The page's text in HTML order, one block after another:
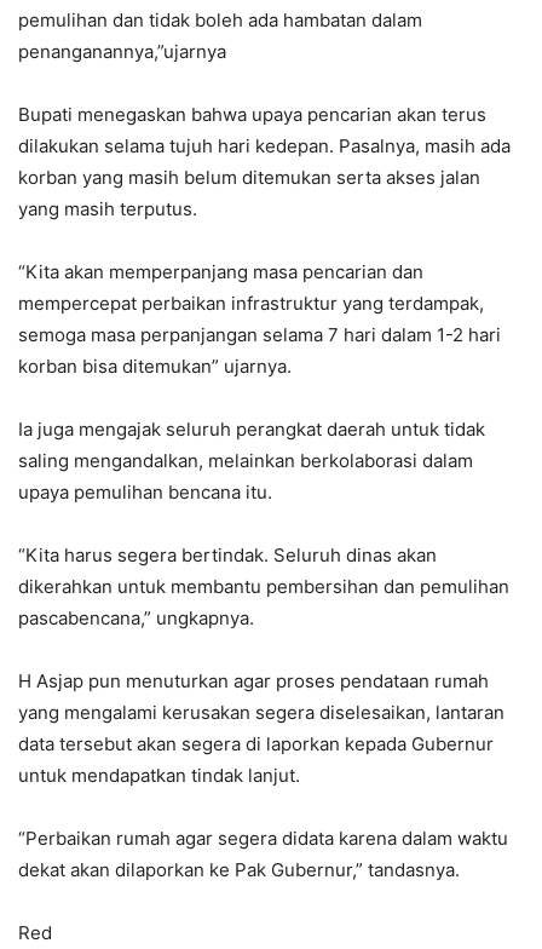
pemulihan dan tidak boleh ada hambatan dalam
penanganannya,”ujarnya
Bupati menegaskan bahwa upaya pencarian akan terus
dilakukan selama tujuh hari kedepan. Pasalnya, masih ada
korban yang masih belum ditemukan serta akses jalan
yang masih terputus.
“Kita akan memperpanjang masa pencarian dan
mempercepat perbaikan infrastruktur yang terdampak,
semoga masa perpanjangan selama 7 hari dalam 1-2 hari
korban bisa ditemukan” ujarnya.
Ia juga mengajak seluruh perangkat daerah untuk tidak
saling mengandalkan, melainkan berkolaborasi dalam
upaya pemulihan bencana itu.
“Kita harus segera bertindak. Seluruh dinas akan
dikerahkan untuk membantu pembersihan dan pemulihan
pascabencana,” ungkapnya.
H Asjap pun menuturkan agar proses pendataan rumah
yang mengalami kerusakan segera diselesaikan, lantaran
data tersebut akan segera di laporkan kepada Gubernur
untuk mendapatkan tindak lanjut.
“Perbaikan rumah agar segera didata karena dalam waktu
dekat akan dilaporkan ke Pak Gubernur,” tandasnya.
Red